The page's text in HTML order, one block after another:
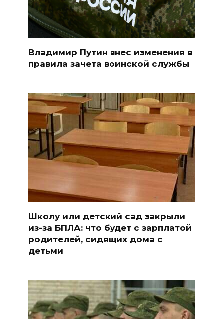
Владимир Путин внес изменения в
правила зачета воинской службы
Школу или детский сад закрыли
из-за БПЛА: что будет с зарплатой
родителей, сидящих дома с
детьми